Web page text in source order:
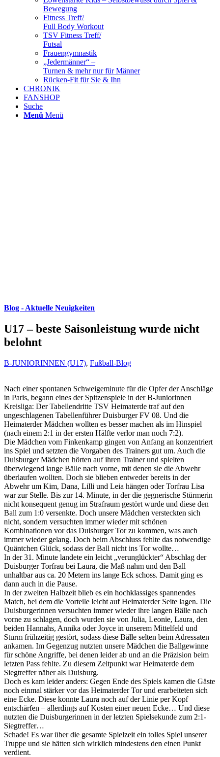
Bewegung
Fitness Treff/
Full Body Workout
TSV Fitness Treff/
Futsal
Frauengymnastik
„Jedermänner“ –
Turnen & mehr nur für Männer
Rücken-Fit für Sie & Ihn
CHRONIK
FANSHOP
Suche
Menü Menü
Blog - Aktuelle Neuigkeiten
U17 – beste Saisonleistung wurde nicht
belohnt
B-JUNIORINNEN (U17), Fußball-Blog
Nach einer spontanen Schweigeminute für die Opfer der Anschläge
in Paris, begann eines der Spitzenspiele in der B-Juniorinnen
Kreisliga: Der Tabellendritte TSV Heimaterde traf auf den
ungeschlagenen Tabellenführer Duisburger FV 08. Und die
Heimaterder Mädchen wollten es besser machen als im Hinspiel
(nach einem 2:1 in der ersten Hälfte verlor man noch 7:2).
Die Mädchen vom Finkenkamp gingen von Anfang an konzentriert
ins Spiel und setzten die Vorgaben des Trainers gut um. Auch die
Duisburger Mädchen hörten auf ihren Trainer und spielten
überwiegend lange Bälle nach vorne, mit denen sie die Abwehr
überlaufen wollten. Doch sie blieben entweder bereits in der
Abwehr um Kim, Dana, Lilli und Leia hängen oder Torfrau Lisa
war zur Stelle. Bis zur 14. Minute, in der die gegnerische Stürmerin
nicht konsequent genug im Strafraum gestört wurde und diese den
Ball zum 1:0 versenkte. Doch unsere Mädchen versteckten sich
nicht, sondern versuchten immer wieder mit schönen
Kombinationen vor das Duisburger Tor zu kommen, was auch
immer wieder gelang. Doch beim Abschluss fehlte das notwendige
Quäntchen Glück, sodass der Ball nicht ins Tor wollte…
In der 31. Minute landete ein leicht „verunglückter“ Abschlag der
Duisburger Torfrau bei Laura, die Maß nahm und den Ball
unhaltbar aus ca. 20 Metern ins lange Eck schoss. Damit ging es
dann auch in die Pause.
In der zweiten Halbzeit blieb es ein hochklassiges spannendes
Match, bei dem die Vorteile leicht auf Heimaterder Seite lagen. Die
Duisburgerinnen versuchten immer wieder ihre langen Bälle nach
vorne zu schlagen, doch wurden sie von Julia, Leonie, Laura, den
beiden Hannahs, Annika oder Joyce in unserem Mittelfeld und
Sturm frühzeitig gestört, sodass diese Bälle selten beim Adressaten
ankamen. Im Gegenzug nutzten unsere Mädchen die Ballgewinne
für schöne Angriffe, bei denen leider ab und an die Präzision beim
letzten Pass fehlte. Zu diesem Zeitpunkt war Heimaterde dem
Siegtreffer näher als Duisburg.
Doch es kam leider anders: Gegen Ende des Spiels kamen die Gäste
noch einmal stärker vor das Heimaterder Tor und erarbeiteten sich
eine Ecke. Diese konnte Laura noch auf der Linie per Kopf
entschärfen – allerdings auf Kosten einer neuen Ecke… Und diese
nutzten die Duisburgerinnen in der letzten Spielsekunde zum 2:1-
Siegtreffer…
Schade! Es war über die gesamte Spielzeit ein tolles Spiel unserer
Truppe und sie hätten sich wirklich mindestens den einen Punkt
verdient.